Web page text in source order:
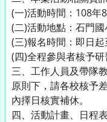
(一)活動時間：108年
(二)活動地點：石門國
(三)報名時間：即日起
(四)全程參與者核予研
三、工作人員及帶隊
原則下，請各校核予
內擇日核實補休。
四、活動計畫、日程